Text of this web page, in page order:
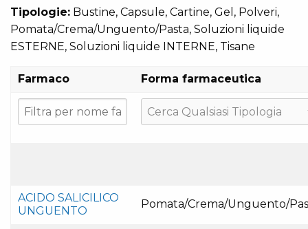
Tipologie: Bustine, Capsule, Cartine, Gel, Polveri,
Pomata/Crema/Unguento/Pasta, Soluzioni liquide
ESTERNE, Soluzioni liquide INTERNE, Tisane
Farmaco Forma farmaceutica
ACIDO SALICILICO
UNGUENTO
Pomata/Crema/Unguento/